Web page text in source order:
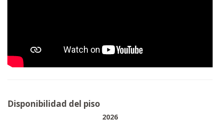
Disponibilidad del piso
2026